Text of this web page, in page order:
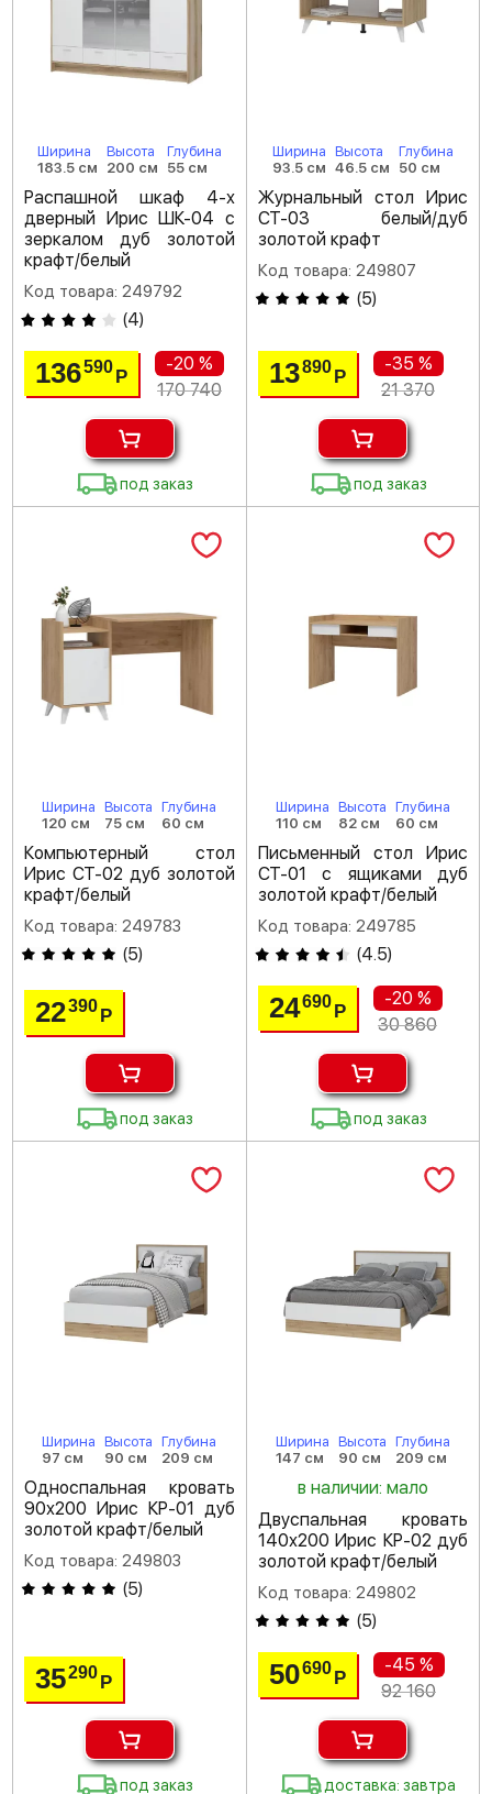
Ширина
183.5 см
Высота
200 см
Глубина
55 см
Распашной шкаф 4-х
дверный Ирис ШК-04 с
зеркалом дуб золотой
крафт/белый
Код товара: 249792
(4)
136590Р
-20 %
170 740
под заказ
Ширина
93.5 см
Высота
46.5 см
Глубина
50 см
Журнальный стол Ирис
СТ-03 белый/дуб
золотой крафт
Код товара: 249807
(5)
13890 Р
-35 %
21 370
под заказ
Ширина
120 см
Высота
75 см
Глубина
60 см
Компьютерный стол
Ирис СТ-02 дуб золотой
крафт/белый
Код товара: 249783
(5)
22390Р
под заказ
Ширина
110 см
Высота
82 см
Глубина
60 см
Письменный стол Ирис
СТ-01 с ящиками дуб
золотой крафт/белый
Код товара: 249785
(4.5)
24690 Р
-20 %
30 860
под заказ
Ширина
97 см
Высота
90 см
Глубина
209 см
Односпальная кровать
90х200 Ирис КР-01 дуб
золотой крафт/белый
Код товара: 249803
(5)
35290Р
под заказ
Ширина
147 см
Высота
90 см
Глубина
209 см
в наличии: мало
Двуспальная кровать
140х200 Ирис КР-02 дуб
золотой крафт/белый
Код товара: 249802
(5)
50690 Р
-45 %
92 160
доставка: завтра